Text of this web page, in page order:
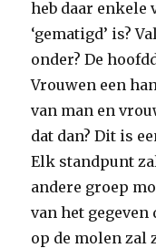
heb daar enkele
‘gematigd’ is?
onder? De
Vrouwen een
van man en
dat dan? Dit is
Elk standpunt
andere groep
van het gegeven
op de molen zal